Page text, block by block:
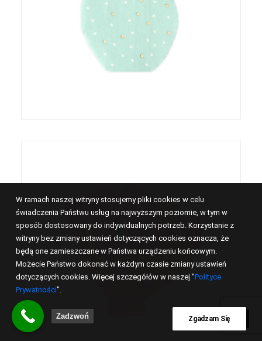
W ramach naszej witryny stosujemy pliki cookies w celu
świadczenia Państwu usług na najwyższym poziomie, w tym w
sposób dostosowany do indywidualnych potrzeb. Korzystanie z
witryny bez zmiany ustawień dotyczących cookies oznacza, że
będą one zamieszczane w Państwa urządzeniu końcowym.
Możecie Państwo dokonać w każdym czasie zmiany ustawień
dotyczących cookies. Więcej szczegółów w naszej "Polityce
Prywatności".
Zgadzam Się
Zadzwoń